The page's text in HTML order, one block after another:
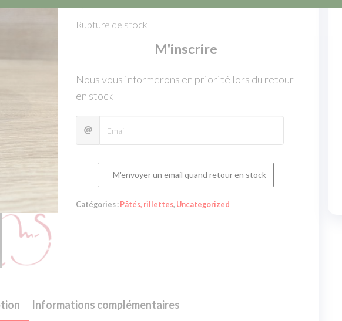
5,20€
Rupture de stock
M'inscrire
Nous vous informerons en priorité lors du retour
en stock
M'envoyer un email quand retour en stock
Catégories : Pâtés, rillettes, Uncategorized
Informations complémentaires